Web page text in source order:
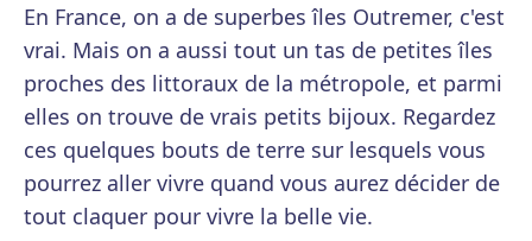
En France, on a de superbes îles Outremer, c'est
vrai. Mais on a aussi tout un tas de petites îles
proches des littoraux de la métropole, et parmi
elles on trouve de vrais petits bijoux. Regardez
ces quelques bouts de terre sur lesquels vous
pourrez aller vivre quand vous aurez décider de
tout claquer pour vivre la belle vie.